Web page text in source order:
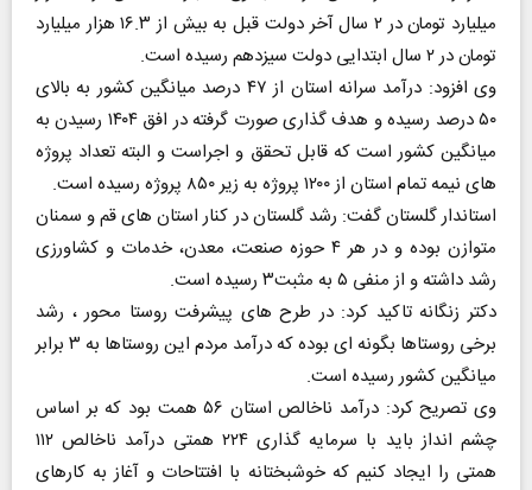
میلیارد تومان در ۲ سال آخر دولت قبل به بیش از ۱۶.۳ هزار میلیارد
تومان در ۲ سال ابتدایی دولت سیزدهم رسیده است.
وی افزود: درآمد سرانه استان از ۴۷ درصد میانگین کشور به بالای
۵۰ درصد رسیده و هدف گذاری صورت گرفته در افق ۱۴۰۴ رسیدن به
میانگین کشور است که قابل تحقق و اجراست و البته تعداد پروژه
های نیمه تمام استان از ۱۲۰۰ پروژه به زیر ۸۵۰ پروژه رسیده است.
استاندار گلستان گفت: رشد گلستان در کنار استان های قم و سمنان
متوازن بوده و در هر ۴ حوزه صنعت، معدن، خدمات و کشاورزی
رشد داشته و از منفی ۵ به مثبت۳ رسیده است.
دکتر زنگانه تاکید کرد: در طرح های پیشرفت روستا محور ، رشد
برخی روستاها بگونه ای بوده که درآمد مردم این روستاها به ۳ برابر
میانگین کشور رسیده است.
وی تصریح کرد: درآمد ناخالص استان ۵۶ همت بود که بر اساس
چشم انداز باید با سرمایه گذاری ۲۲۴ همتی درآمد ناخالص ۱۱۲
همتی را ایجاد کنیم که خوشبختانه با افتتاحات و آغاز به کارهای